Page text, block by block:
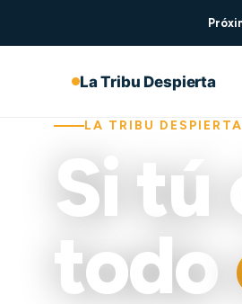
La Tribu Despierta
LA TRIBU
Si tú
todo